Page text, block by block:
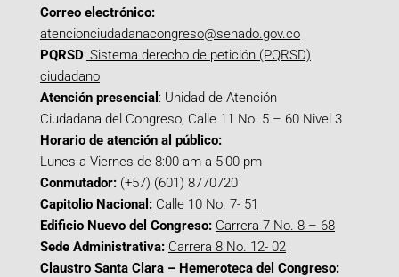
Correo electrónico:
atencionciudadanacongreso@senado.gov.co
PQRSD: Sistema derecho de petición (PQRSD)
ciudadano
Atención presencial : Unidad de Atención
Ciudadana del Congreso, Calle 11 No. 5 – 60 Nivel 3
Horario de atención al público:
Lunes a Viernes de 8:00 am a 5:00 pm
Conmutador: (+57) (601) 8770720
Capitolio Nacional: Calle 10 No. 7- 51
Edificio Nuevo del Congreso: Carrera 7 No. 8 – 68
Sede Administrativa: Carrera 8 No. 12- 02
Claustro Santa Clara – Hemeroteca del Congreso: